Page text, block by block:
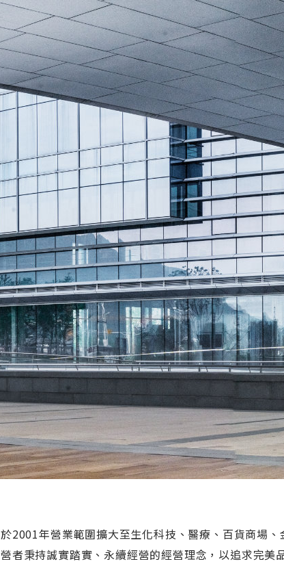
於2001年營業範圍擴大至生化科技、醫療、百貨商場
營者秉持誠實踏實、永續經營的經營理念，以追求完美